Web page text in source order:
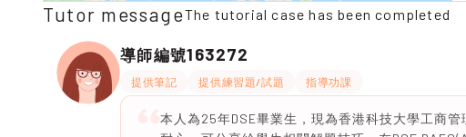
Tutor messageThe tutorial case has been completed
導師編號163272
提供筆記 提供練習題/試題 指導功課
本人為25年DSE畢業生，現為香港科技大學工商